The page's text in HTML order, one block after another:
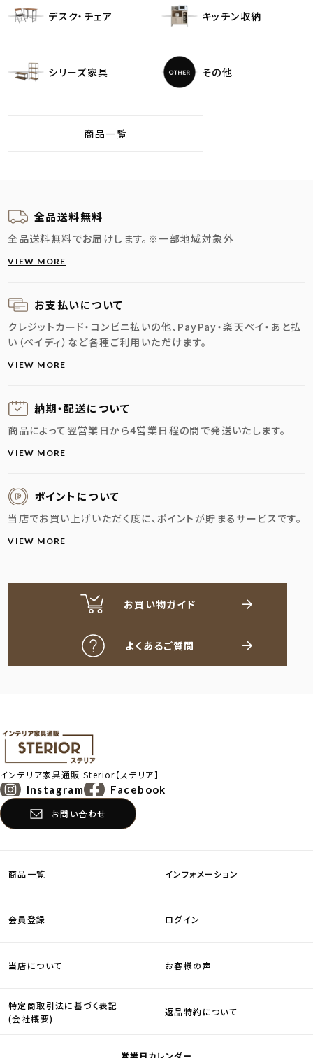
デスク・チェア キッチン収納
シリーズ家具 その他
商品一覧
全品送料無料
全品送料無料でお届けします。 ※一部地域対象外
VIEW MORE
お支払いについて
クレジットカード・コンビニ払いの他、PayPay・楽天ペイ・あと払
い（ペイディ）など各種ご利用いただけます。
VIEW MORE
納期・配送に ついて
商品によって翌営業日から4営業日程の間で発送いたします。
VIEW MORE
ポイントについて
当店でお買い上げいただく度に、ポイントが貯まるサービスです。
VIEW MORE
お買い物ガイド
よくあるご質問
インテリア家具通販Sterior【ステリア】
Instagram Facebook
お問い合わせ
商品一覧 インフォメーション
会員登録 ログイン
当店について お客様の声
特定商取引法に基づく表記
(会社概要)
返品特約について